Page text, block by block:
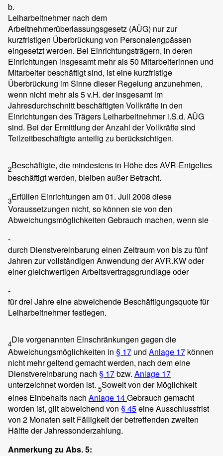
b.
Leiharbeitnehmer nach dem
Arbeitnehmerüberlassungsgesetz (AÜG) nur zur
kurzfristigen Überbrückung von Personalengpässen
eingesetzt werden. Bei Einrichtungsträgern, in deren
Einrichtungen insgesamt mehr als 50 Mitarbeiterinnen und
Mitarbeiter beschäftigt sind, ist eine kurzfristige
Überbrückung im Sinne dieser Regelung anzunehmen,
wenn nicht mehr als 5 v.H. der insgesamt im
Jahresdurchschnitt beschäftigten Vollkräfte in den
Einrichtungen des Trägers Leiharbeitnehmer i.S.d. AÜG
sind. Bei der Ermittlung der Anzahl der Vollkräfte sind
Teilzeitbeschäftigte anteilig zu berücksichtigen.
2Beschäftigte, die mindestens in Höhe des AVR-Entgeltes
beschäftigt werden, bleiben außer Betracht.
3Erfüllen Einrichtungen am 01. Juli 2008 diese
Voraussetzungen nicht, so können sie von den
Abweichungsmöglichkeiten Gebrauch machen, wenn sie
-
durch Dienstvereinbarung einen Zeitraum von bis zu fünf
Jahren zur vollständigen Anwendung der AVR.KW oder
einer gleichwertigen Arbeitsvertragsgrundlage oder
-
für drei Jahre eine abweichende Beschäftigungsquote für
Leiharbeitnehmer festlegen.
4Die vorgenannten Einschränkungen gegen die
Abweichungsmöglichkeiten in § 17 und Anlage 17 können
nicht mehr geltend gemacht werden, nach dem eine
Dienstvereinbarung nach § 17bzw. Anlage 17
unterzeichnet worden ist. 5Soweit von der Möglichkeit
eines Einbehalts nach Anlage 14Gebrauch gemacht
worden ist, gilt abweichend von § 45eine Ausschlussfrist
von 2 Monaten seit Fälligkeit der betreffenden zweiten
Hälfte der Jahressonderzahlung.
Anmerkung zu Abs. 5: